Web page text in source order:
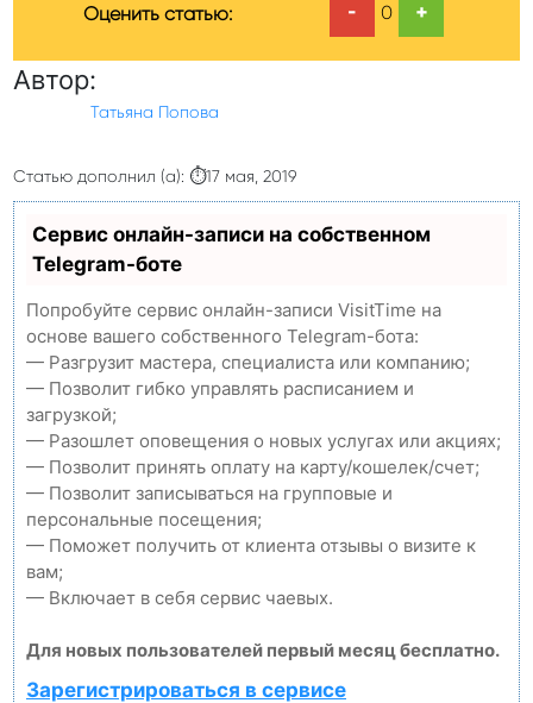
Оценить статью:
- 0 +
Автор:
Татьяна Попова
Статью дополнил (а): ⏱17 мая, 2019
Сервис онлайн-записи на собственном
Telegram-боте
Попробуйте сервис онлайн-записи VisitTime на
основе вашего собственного Telegram-бота:
— Разгрузит мастера, специалиста или компанию;
— Позволит гибко управлять расписанием и
загрузкой;
— Разошлет оповещения о новых услугах или акциях;
— Позволит принять оплату на карту/кошелек/счет;
— Позволит записываться на групповые и
персональные посещения;
— Поможет получить от клиента отзывы о визите к
вам;
— Включает в себя сервис чаевых.
Для новых пользователей первый месяц бесплатно.
Зарегистрироваться в сервисе